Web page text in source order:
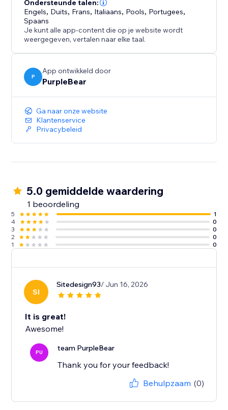
Ondersteunde talen:
Engels, Duits, Frans, Italiaans, Pools, Portugees,
Spaans
Je kunt alle app-content die op je website wordt
weergegeven, vertalen naar elke taal.
P
App ontwikkeld door
PurpleBear
Ga naar onze website
Klantenservice
Privacybeleid
5.0 gemiddelde waardering
1 beoordeling
5
1
4
0
3
0
2
0
1
0
SI
Sitedesign93/ Jun 16, 2026
It is great!
Awesome!
PU team PurpleBear
Thank you for your feedback!
Behulpzaam (0)